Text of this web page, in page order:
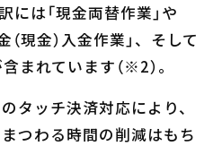
には「現金両替作業」や
（現金）入金作業」、そして
まれています（※2）。
タッチ決済対応により、
つわる時間の削減はもち